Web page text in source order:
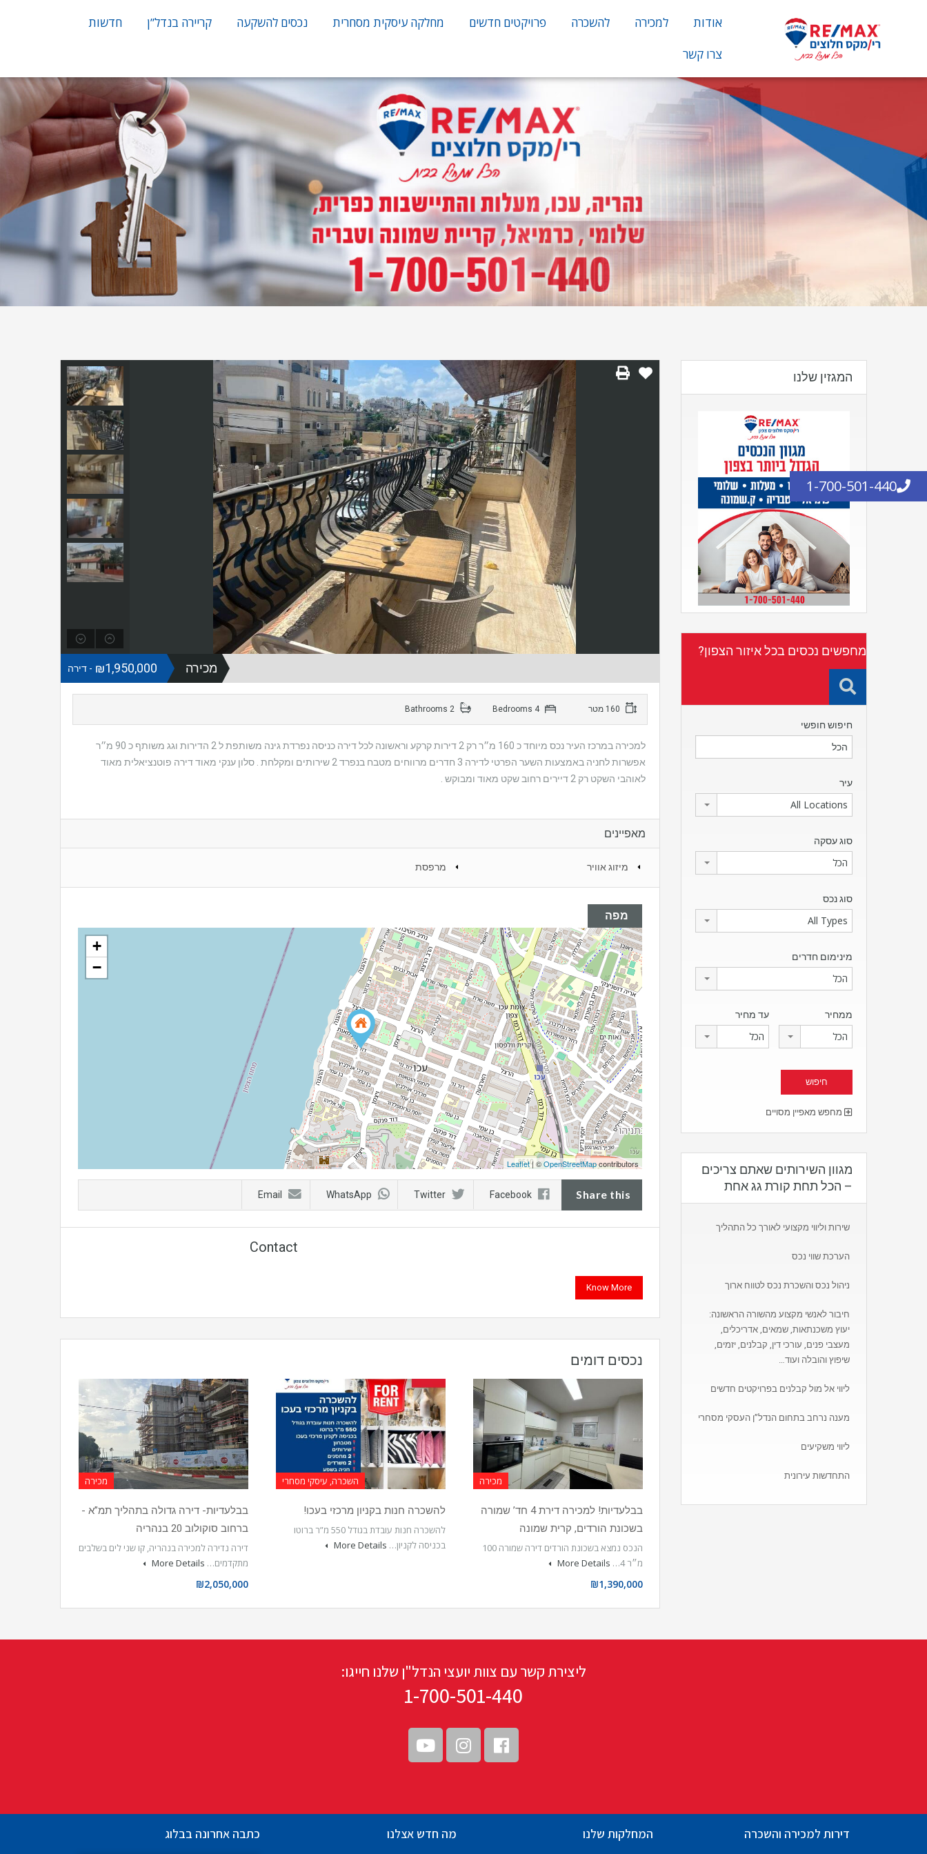
אודות למכירה להשכרה פרויקטים חדשים מחלקה עיסקית מסחרית נכסים להשקעה קריירה בנדל”ן
חדשות
צרו קשר
מכירה ₪1,950,000 - דירה
4 Bedrooms
למכירה במרכז העיר נכס מיוחד כ 160 מ״ר רק 2 דירות קרקע וראשונה לכל דירה כניסה נפרדת גינה משותפת ל 2 הדירות וגג משותף כ 90 מ״ר
אפשרות לחניה באמצעות השער הפרטי לדירה 3 חדרים מרווחים מטבח בנפרד 2 שירותים ומקלחת . סלון ענקי מאוד דירה פוטנציאלית מאוד
לאוהבי השקט רק 2 דיירים רחוב שקט מאוד ומבוקש .
מאפיינים
מיזוג אוויר מרפסת
מפה
+
−
Leaflet| ©OpenStreetMapcontributors
Share this
Facebook
Twitter
WhatsApp
Email
Know More
Contact
נכסים דומים
מכירה
בבלעדיות! למכירה דירת 4 חד’ שמורה
בשכונת הורדים, קרית שמונה
הנכס נמצא בשכונת הורדים דירה שמורה 100
מ״ר 4…
More Details
₪1,390,000
השכרה, עיסקי מסחרי
להשכרה חנות בקניון מרכזי בעכו!
להשכרה חנות עובדת בגודל 550 מ”ר ברוטו
בכניסה לקניון… More Details
מכירה
בבלעדיות- דירה גדולה בתהליך תמ”א -
ברחוב סוקולוב 20 בנהריה
דירה נדירה למכירה בנהריה, קו שני לים בשלבים
מתקדמים… More Details
₪2,050,000
המגזין שלנו
מחפשים נכסים בכל איזור הצפון?
חיפוש חופשי
עיר
All Locations
סוג עסקה
הכל
סוג נכס
All Types
מינימום חדרים
הכל
ממחיר
הכל
עד מחיר
הכל
מחפש מאפיין מסויים
מגוון השירותים שאתם צריכים
– הכל תחת קורת גג אחת
שירות וליווי מקצועי לאורך כל התהליך
הערכת שווי נכס
ניהול נכס והשכרת נכס לטווח ארוך
חיבור לאנשי מקצוע מהשורה הראשונה:
יעוץ משכנתאות, שמאים, אדריכלים,
מעצבי פנים, עורכי דין, קבלנים, יזמים,
שיפוץ והובלה ועוד…
ליווי אל מול קבלנים בפרויקטים חדשים
מענה נרחב בתחום הנדל”ן העסקי מסחרי
ליווי משקיעים
התחדשות עירונית
ליצירת קשר עם צוות יועצי הנדל"ן שלנו חייגו:
1-700-501-440
1-700-501-440
דירות למכירה והשכרה המחלקות שלנו מה חדש אצלנו כתבה אחרונה בבלוג